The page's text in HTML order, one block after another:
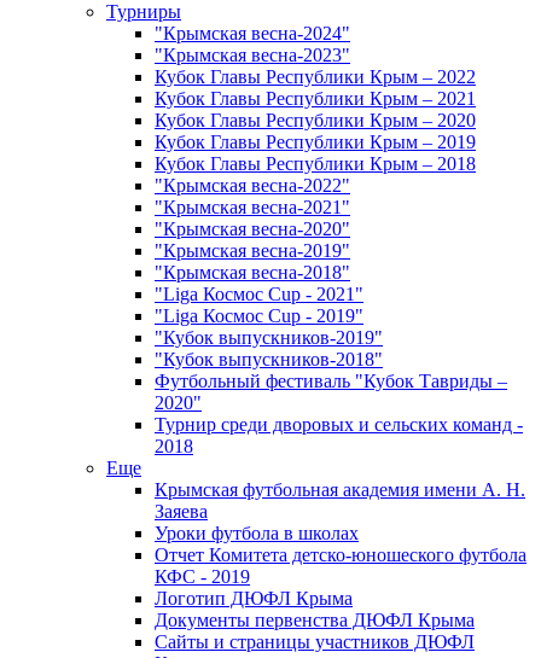
Турниры
"Крымская весна-2024"
"Крымская весна-2023"
Кубок Главы Республики Крым – 2022
Кубок Главы Республики Крым – 2021
Кубок Главы Республики Крым – 2020
Кубок Главы Республики Крым – 2019
Кубок Главы Республики Крым – 2018
"Крымская весна-2022"
"Крымская весна-2021"
"Крымская весна-2020"
"Крымская весна-2019"
"Крымская весна-2018"
"Liga Космос Cup - 2021"
"Liga Космос Cup - 2019"
"Кубок выпускников-2019"
"Кубок выпускников-2018"
Футбольный фестиваль "Кубок Тавриды –
2020"
Турнир среди дворовых и сельских команд -
2018
Еще
Крымская футбольная академия имени А. Н.
Заяева
Уроки футбола в школах
Отчет Комитета детско-юношеского футбола
КФС - 2019
Логотип ДЮФЛ Крыма
Документы первенства ДЮФЛ Крыма
Сайты и страницы участников ДЮФЛ